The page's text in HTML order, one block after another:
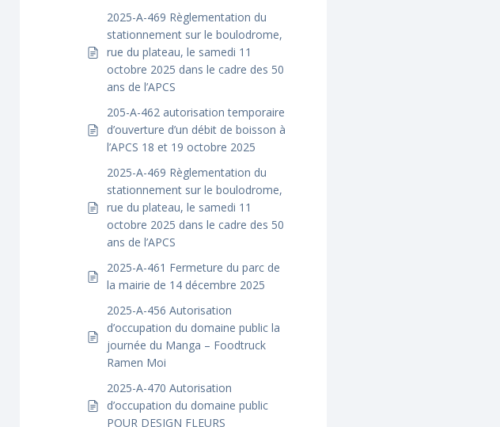
2025-A-469 Règlementation du
stationnement sur le boulodrome,
rue du plateau, le samedi 11
octobre 2025 dans le cadre des 50
ans de l’APCS
205-A-462 autorisation temporaire
d’ouverture d’un débit de boisson à
l’APCS 18 et 19 octobre 2025
2025-A-469 Règlementation du
stationnement sur le boulodrome,
rue du plateau, le samedi 11
octobre 2025 dans le cadre des 50
ans de l’APCS
2025-A-461 Fermeture du parc de
la mairie de 14 décembre 2025
2025-A-456 Autorisation
d’occupation du domaine public la
journée du Manga – Foodtruck
Ramen Moi
2025-A-470 Autorisation
d’occupation du domaine public
POUR DESIGN FLEURS